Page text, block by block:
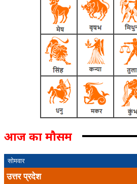
आज का मौसम
सोमवार
उत्तर प्रदेश